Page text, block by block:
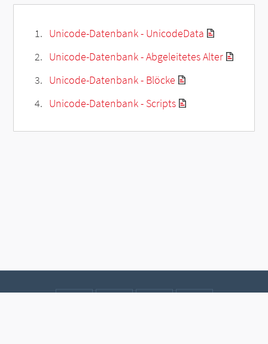
Unicode-Datenbank - UnicodeData
Unicode-Datenbank - Abgeleitetes Alter
Unicode-Datenbank - Blöcke
Unicode-Datenbank - Scripts